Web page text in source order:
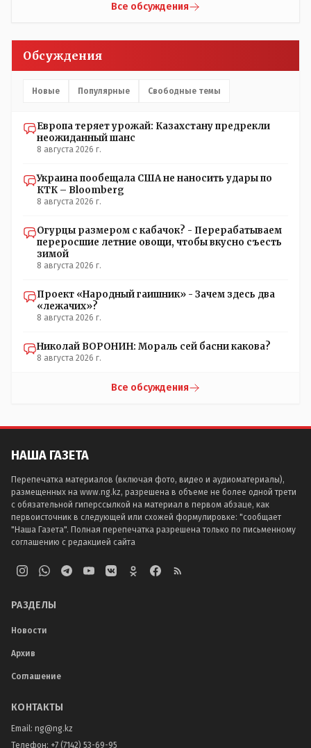
Все обсуждения
Обсуждения
Новые Популярные Свободные темы
Европа теряет урожай: Казахстану предрекли
неожиданный шанс
8 августа 2026 г.
Украина пообещала США не наносить удары по
КТК – Bloomberg
8 августа 2026 г.
Огурцы размером с кабачок? - Перерабатываем
переросшие летние овощи, чтобы вкусно съесть
зимой
8 августа 2026 г.
Проект «Народный гаишник» - Зачем здесь два
«лежачих»?
8 августа 2026 г.
Николай ВОРОНИН: Мораль сей басни какова?
8 августа 2026 г.
Все обсуждения
НАША ГАЗЕТА
Перепечатка материалов (включая фото, видео и аудиоматериалы),
размещенных на www.ng.kz, разрешена в объеме не более одной трети
с обязательной гиперссылкой на материал в первом абзаце, как
первоисточник в следующей или схожей формулировке: "сообщает
"Наша Газета". Полная перепечатка разрешена только по письменному
соглашению с редакцией сайта
РАЗДЕЛЫ
Новости
Архив
Соглашение
КОНТАКТЫ
Email: ng@ng.kz
Телефон: +7 (7142) 53-69-95